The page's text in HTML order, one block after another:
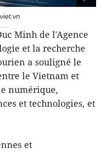
Minh de l'Agence
et la recherche
a souligné le
le Vietnam et
numérique,
et technologies, et
et